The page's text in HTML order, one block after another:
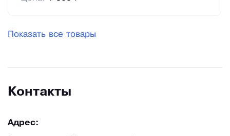
Показать все товары
Контакты
Адрес: